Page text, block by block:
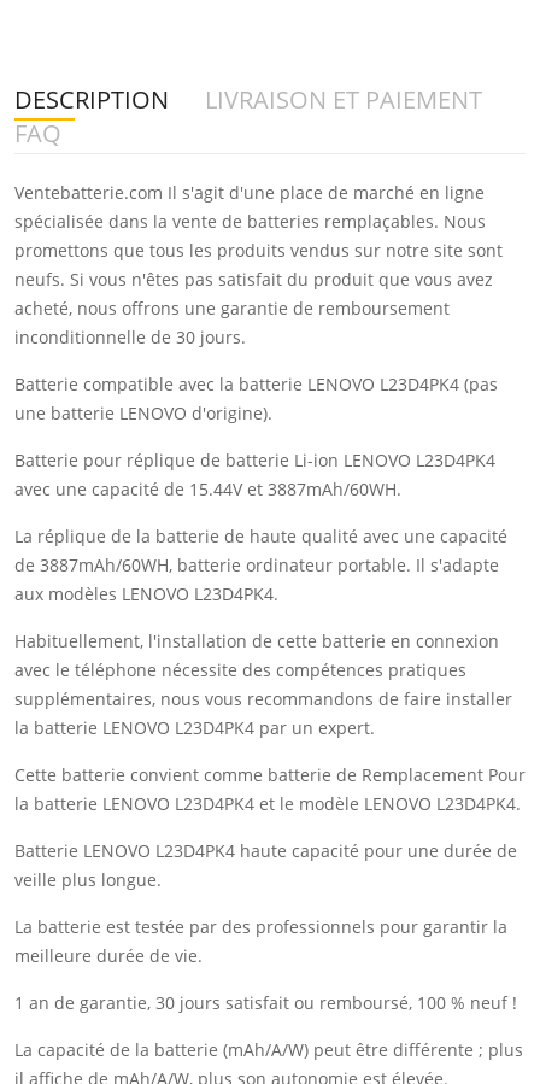
DESCRIPTION
LIVRAISON ET PAIEMENT
FAQ
Ventebatterie.com Il s'agit d'une place de marché en ligne
spécialisée dans la vente de batteries remplaçables. Nous
promettons que tous les produits vendus sur notre site sont
neufs. Si vous n'êtes pas satisfait du produit que vous avez
acheté, nous offrons une garantie de remboursement
inconditionnelle de 30 jours.
Batterie compatible avec la batterie LENOVO L23D4PK4 (pas
une batterie LENOVO d'origine).
Batterie pour réplique de batterie Li-ion LENOVO L23D4PK4
avec une capacité de 15.44V et 3887mAh/60WH.
La réplique de la batterie de haute qualité avec une capacité
de 3887mAh/60WH, batterie ordinateur portable. Il s'adapte
aux modèles LENOVO L23D4PK4.
Habituellement, l'installation de cette batterie en connexion
avec le téléphone nécessite des compétences pratiques
supplémentaires, nous vous recommandons de faire installer
la batterie LENOVO L23D4PK4 par un expert.
Cette batterie convient comme batterie de Remplacement Pour
la batterie LENOVO L23D4PK4 et le modèle LENOVO L23D4PK4.
Batterie LENOVO L23D4PK4 haute capacité pour une durée de
veille plus longue.
La batterie est testée par des professionnels pour garantir la
meilleure durée de vie.
1 an de garantie, 30 jours satisfait ou remboursé, 100 % neuf !
La capacité de la batterie (mAh/A/W) peut être différente ; plus
il affiche de mAh/A/W, plus son autonomie est élevée.